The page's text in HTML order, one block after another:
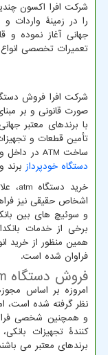
شرکت افرا اکسون
را در زمینۀ واردات
جهانی آغاز نموده و
تعمیرات تخصصی انواع
شرکت افرا فروش
صورت قانونی و بر مبنای
با برندهای معتبر
تأمین قطعات و
ساخت ATM در داخل
دستگاه خودپرداز برند
خرید دستگاه atm،
اشخاص حقیقی نیز
و سوئیچ های بین
برخی از خدمات
همین منظور از خرید
فراوان شده است.
فروش دستگاه
امروزه بر اساس
نظر گرفته شده است،
و همچنین شخصی
کنندۀ تجهیزات
برندهای معتبر می